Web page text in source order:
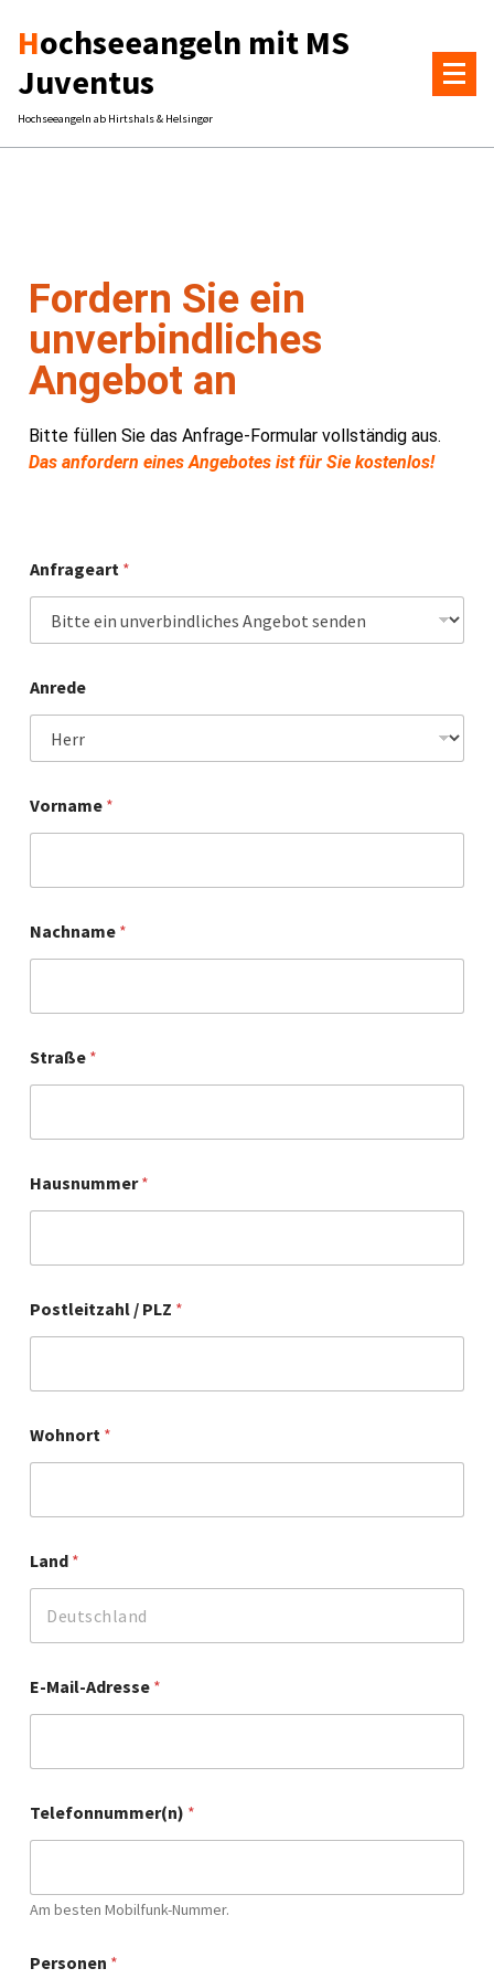
Hochseeangeln mit MS
Juventus
Hochseeangeln ab Hirtshals & Helsingør
Fordern Sie ein
unverbindliches
Angebot an
Bitte füllen Sie das Anfrage-Formular vollständig aus.
Das anfordern eines Angebotes ist für Sie kostenlos!
Anfrageart *
Anrede
Vorname *
Nachname *
Straße *
Hausnummer*
Postleitzahl / PLZ *
Wohnort *
Land *
E-Mail-Adresse *
V
o
a
m
*
Telefonnummer(n) *
Am besten Mobilfunk-Nummer.
Personen *